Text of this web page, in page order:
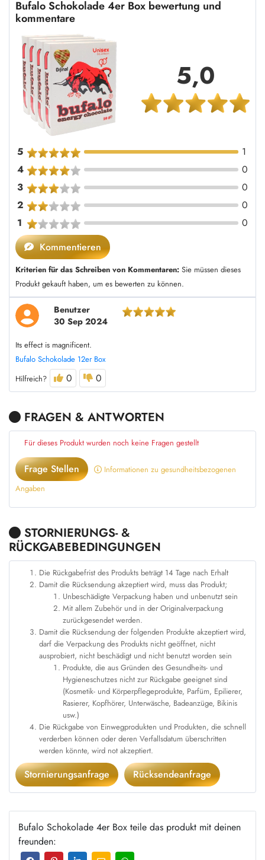
Bufalo Schokolade 4er Box bewertung und
kommentare
5,0
5
1
4
0
3
0
2
0
1
0
Kommentieren
Kriterien für das Schreiben von Kommentaren: Sie müssen dieses
Produkt gekauft haben, um es bewerten zu können.
Benutzer
30 Sep 2024
Its effect is magnificent.
Bufalo Schokolade 12er Box
Hilfreich?
0 0
FRAGEN & ANTWORTEN
Für dieses Produkt wurden noch keine Fragen gestellt
Frage Stellen
Informationen zu gesundheitsbezogenen
Angaben
STORNIERUNGS- &
RÜCKGABEBEDINGUNGEN
Die Rückgabefrist des Produkts beträgt 14 Tage nach Erhalt
Damit die Rücksendung akzeptiert wird, muss das Produkt;
Unbeschädigte Verpackung haben und unbenutzt sein
Mit allem Zubehör und in der Originalverpackung
zurückgesendet werden.
Damit die Rücksendung der folgenden Produkte akzeptiert wird,
darf die Verpackung des Produkts nicht geöffnet, nicht
ausprobiert, nicht beschädigt und nicht benutzt worden sein
Produkte, die aus Gründen des Gesundheits- und
Hygieneschutzes nicht zur Rückgabe geeignet sind
(Kosmetik- und Körperpflegeprodukte, Parfüm, Epilierer,
Rasierer, Kopfhörer, Unterwäsche, Badeanzüge, Bikinis
usw.)
Die Rückgabe von Einwegprodukten und Produkten, die schnell
verderben können oder deren Verfallsdatum überschritten
werden könnte, wird not akzeptiert.
Stornierungsanfrage Rücksendeanfrage
Bufalo Schokolade 4er Box teile das produkt mit deinen
freunden: